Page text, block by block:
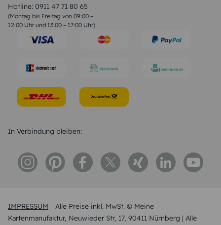
Hotline: 0911 47 71 80 65
(Montag bis Freitag von 09:00 –
12:00 Uhr und 13:00 – 17:00 Uhr)
Liebessprüche
Geburtstagssprüche
Trauersprüche
Konfirmation Glückwünsche
IMPRESSUM
Alle Preise inkl. MwSt. © Meine
Kartenmanufaktur, Neuwieder Str, 17, 90411 Nürnberg | Alle
In Verbindung bleiben: